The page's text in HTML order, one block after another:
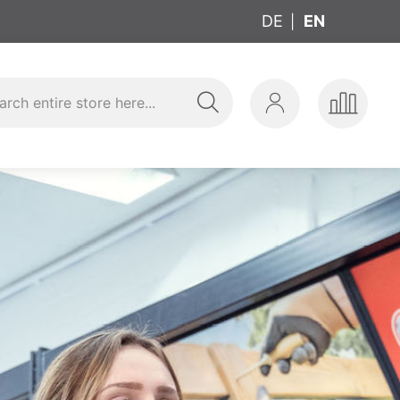
DE EN
Compare
My
Search